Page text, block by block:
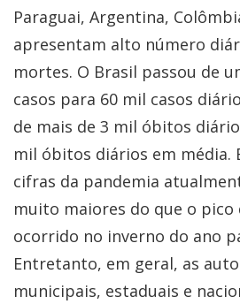
Paraguai, Argentina,
apresentam alto número
mortes. O Brasil passou de
casos para 60 mil casos
de mais de 3 mil óbitos
mil óbitos diários em média.
cifras da pandemia
muito maiores do que o
ocorrido no inverno do ano
Entretanto, em geral, as
municipais, estaduais e